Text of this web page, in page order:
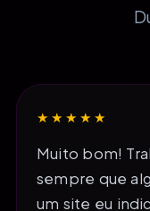
★★★★★
Muito bom!
sempre que
um site eu